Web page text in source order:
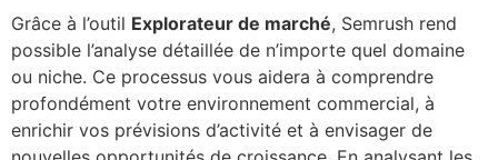
Grâce à l’outil Explorateur de marché, Semrush rend
possible l’analyse détaillée de n’importe quel domaine
ou niche. Ce processus vous aidera à comprendre
profondément votre environnement commercial, à
enrichir vos prévisions d’activité et à envisager de